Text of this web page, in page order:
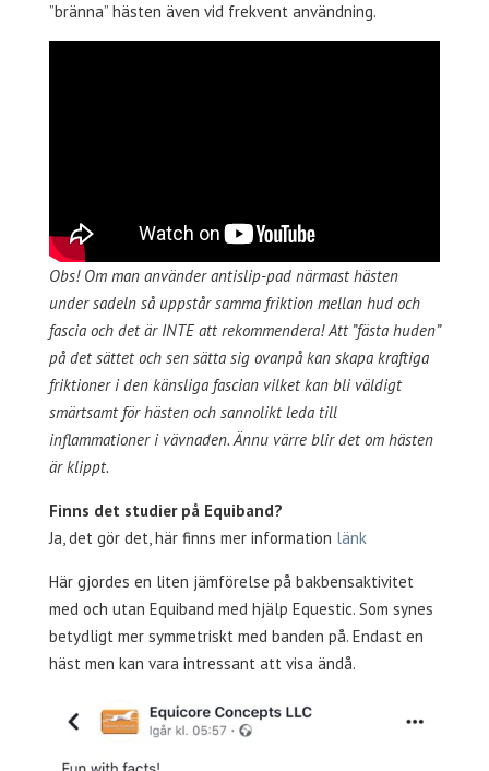
”bränna” hästen även vid frekvent användning.
Obs! Om man använder antislip-pad närmast hästen
under sadeln så uppstår samma friktion mellan hud och
fascia och det är INTE att rekommendera! Att ”fästa huden”
på det sättet och sen sätta sig ovanpå kan skapa kraftiga
friktioner i den känsliga fascian vilket kan bli väldigt
smärtsamt för hästen och sannolikt leda till
inflammationer i vävnaden. Ännu värre blir det om hästen
är klippt.
Finns det studier på Equiband?
Ja, det gör det, här finns mer information länk
Här gjordes en liten jämförelse på bakbensaktivitet
med och utan Equiband med hjälp Equestic. Som synes
betydligt mer symmetriskt med banden på. Endast en
häst men kan vara intressant att visa ändå.